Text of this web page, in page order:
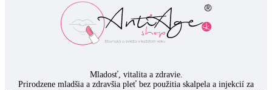
Mladosť, vitalita a zdravie.
Prirodzene mladšia a zdravšia pleť bez použitia skalpela a injekcií za